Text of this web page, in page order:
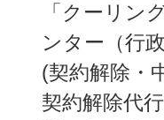
「クーリン
ンター（行
(契約解除・
契約解除代